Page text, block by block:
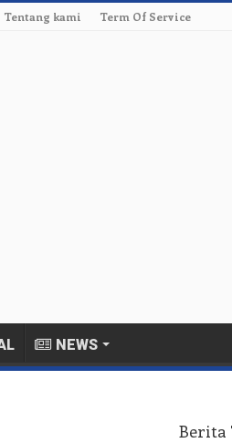
Tentang kami Term Of Service
NEWS
Berita